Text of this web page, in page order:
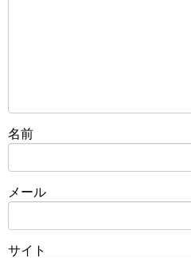
名前
メール
サイト